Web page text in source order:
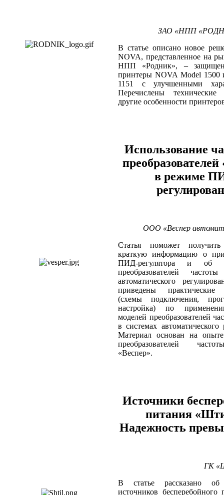
ЗАО «НПП
В статье описано новое
NOVA, представленное на
НПП «Родник», –
принтеры NOVA Model 1500
1151 с улучшенными
Перечислены
другие особенности
Использование
преобразователей
в режиме
ООО «Веспер
Cтатья поможет
краткую информацию о
ПИД-регулятора и об
преобразователей
автоматического
приведены практические
(схемы подключения,
настройка) по
моделей преобразователей
в системах автоматического
Материал основан на опыте
преобразователей
«Веспер».
Источники
питания
Надежность
ГК
В статье рассказано об
источников